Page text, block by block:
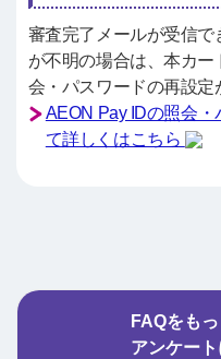
審査完了メールが受信で
が不明の場合は、本カー
会・パスワードの再設定
AEON Pay IDの照会
て詳しくはこちら
FAQをも
アンケー